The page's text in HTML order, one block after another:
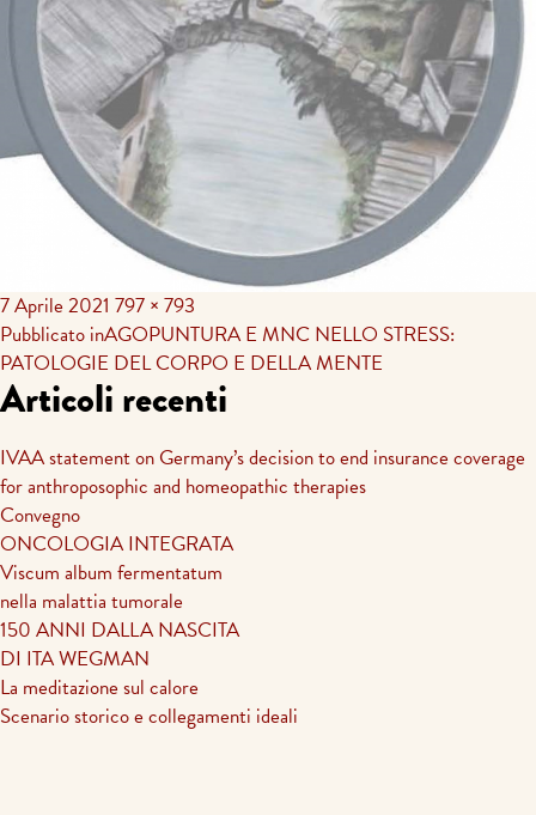
7 Aprile 2021 797 × 793
Navigazione
articoli
Pubblicato inAGOPUNTURA E MNC NELLO STRESS:
PATOLOGIE DEL CORPO E DELLA MENTE
Articoli recenti
IVAA statement on Germany’s decision to end insurance coverage
for anthroposophic and homeopathic therapies
Convegno
ONCOLOGIA INTEGRATA
Viscum album fermentatum
nella malattia tumorale
150 ANNI DALLA NASCITA
DI ITA WEGMAN
La meditazione sul calore
Scenario storico e collegamenti ideali